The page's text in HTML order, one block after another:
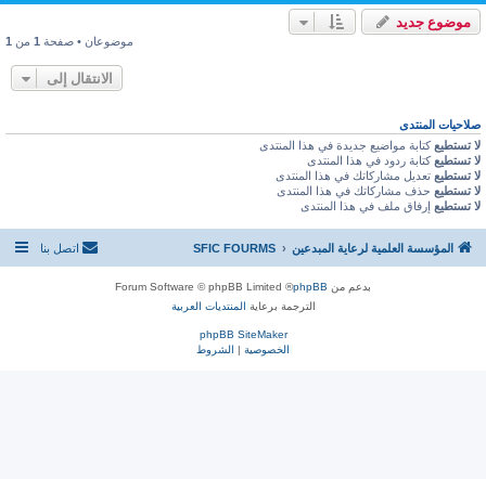
موضوع جديد
موضوعان • صفحة 1 من 1
الانتقال إلى
صلاحيات المنتدى
لا تستطيع كتابة مواضيع جديدة في هذا المنتدى
لا تستطيع كتابة ردود في هذا المنتدى
لا تستطيع تعديل مشاركاتك في هذا المنتدى
لا تستطيع حذف مشاركاتك في هذا المنتدى
لا تستطيع إرفاق ملف في هذا المنتدى
المؤسسة العلمية لرعاية المبدعين SFIC FOURMS اتصل بنا
بدعم من phpBB
® Forum Software © phpBB Limited
الترجمة برعاية المنتديات العربية
phpBB SiteMaker
الخصوصية | الشروط